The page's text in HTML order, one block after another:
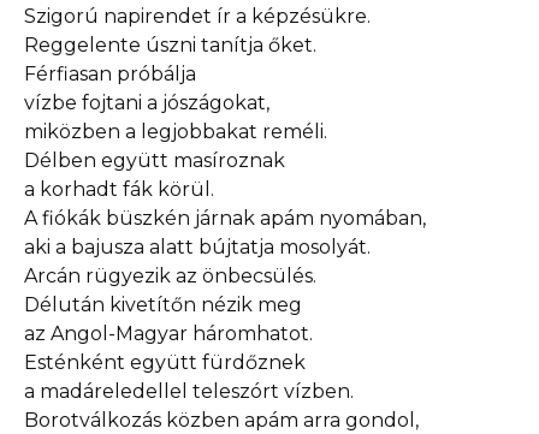
Szigorú napirendet ír a képzésükre.
Reggelente úszni tanítja őket.
Férfiasan próbálja
vízbe fojtani a jószágokat,
miközben a legjobbakat reméli.
Délben együtt masíroznak
a korhadt fák körül.
A fiókák büszkén járnak apám nyomában,
aki a bajusza alatt bújtatja mosolyát.
Arcán rügyezik az önbecsülés.
Délután kivetítőn nézik meg
az Angol-Magyar háromhatot.
Esténként együtt fürdőznek
a madáreledellel teleszórt vízben.
Borotválkozás közben apám arra gondol,